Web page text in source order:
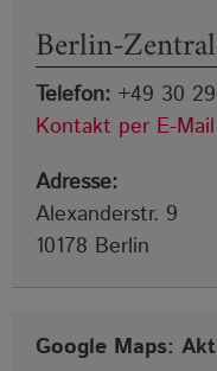
Berlin-
Telefon: +49 30
Kontakt per E-Mail
Adresse:
Alexanderstr. 9
10178 Berlin
Google Maps: